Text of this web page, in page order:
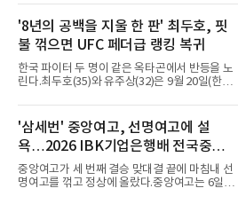
진 헤이워드 필드에서 열린 세계육상연맹(WA)
20세 이하 세계선수권 남자 포환던지기 결선에
서 20.31ｍ를 던져 2위에 올랐다. 우승자 알레산
드로 보르헤스(브라질)와는 4㎝ 차이였다.기록
의 의미는 크다. 1986년 시작된 이 대회에서 한
국이 따낸 메달은 은 1개와 동 5개뿐이다. 1992
년 이진일(800ｍ)의 은메달 이후 박재홍, 박재
7번째 메달리스트가 됐다.승부는 막판에 갈렸
다. 3차 시기에서 20.31ｍ로 선
'8년의 공백을 지울 한 판' 최두호, 핏
불 꺾으면 UFC 페더급 랭킹 복귀
한국 파이터 두 명이 같은 옥타곤에서 반등을 노
린다.최두호(35)와 유주상(32)은 9월 20일(한국
서 열리는 'UFC 331: 반 vs 판토자 2'에 출전해
각각 파트리시우 핏불(39·브라질), 마이클 애즈
웰 주니어(25·미국)와 맞선다.최두호의 목표는 8
년 만의 페더급 랭킹 재진입이다. 데뷔 후 3연속
KO승으로 11위까지 올랐던 그는 2018년 7월 순
위에서 빠졌고, 병역을 마치고 2023년 복귀한
뒤 1무에 이어 다시 3연속 KO승을 기록했다.상
'삼세번' 중앙여고, 선명여고에 설
욕…2026 IBK기업은행배 전국중고
배구대회 우승
중앙여고가 세 번째 결승 맞대결 끝에 마침내 선
명여고를 꺾고 정상에 올랐다.중앙여고는 6일